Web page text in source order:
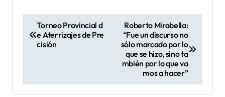
g
Torneo Provincial d
e Aterrizajes de Pre
cisión
Roberto Mirabella:
“Fue un discurso no
sólo marcado por lo
que se hizo, sino ta
mbién por lo que va
mos a hacer”